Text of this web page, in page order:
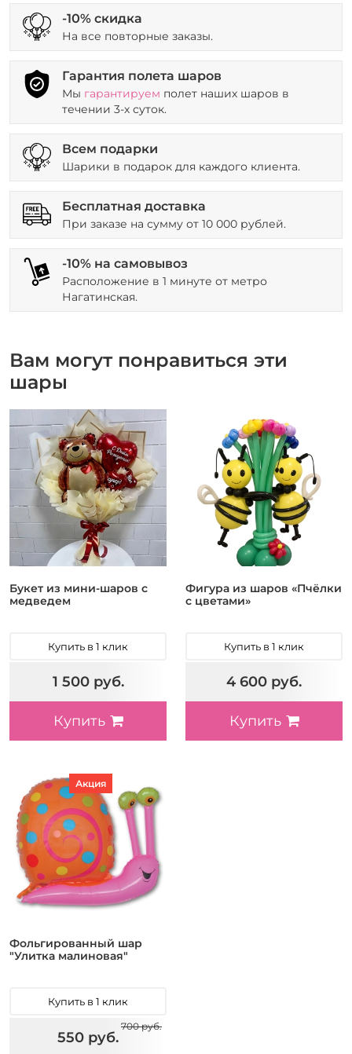
-10% скидка
На все повторные заказы.
Гарантия полета шаров
Мы гарантируем полет наших шаров в
течении 3-х суток.
Всем подарки
Шарики в подарок для каждого клиента.
Бесплатная доставка
При заказе на сумму от 10 000 рублей.
-10% на самовывоз
Расположение в 1 минуте от метро
Нагатинская.
Вам могут понравиться эти
шары
Букет из мини-шаров с
медведем
Купить в 1 клик
1 500 руб.
Купить
Фигура из шаров «Пчёлки
с цветами»
Купить в 1 клик
4 600 руб.
Купить
Акция
Фольгированный шар
"Улитка малиновая"
Купить в 1 клик
700 руб.
550 руб.